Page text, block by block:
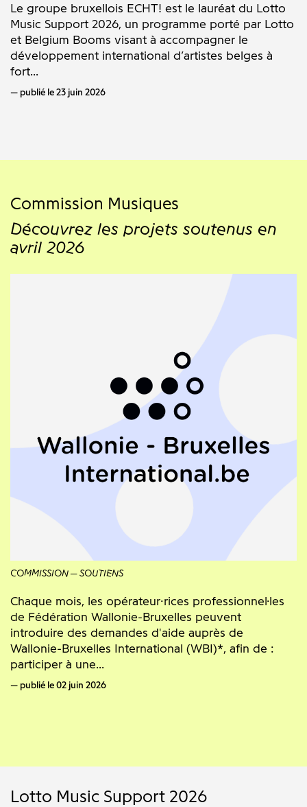
Le groupe bruxellois ECHT! est le lauréat du Lotto
Music Support 2026, un programme porté par Lotto
et Belgium Booms visant à accompagner le
développement international d’artistes belges à
fort...
publié le 23 juin 2026
Commission Musiques
Découvrez les projets soutenus en
avril 2026
COMMISSION SOUTIENS
Chaque mois, les opérateur·rices professionnel·les
de Fédération Wallonie-Bruxelles peuvent
introduire des demandes d'aide auprès de
Wallonie-Bruxelles International (WBI)*, afin de :
participer à une...
publié le 02 juin 2026
Lotto Music Support 2026